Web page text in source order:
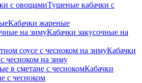
Тушеные кабачки с
Кабачки жареные
Кабачки закусочные на
Кабачки
чесноком на зиму
Кабачки
с чесноком